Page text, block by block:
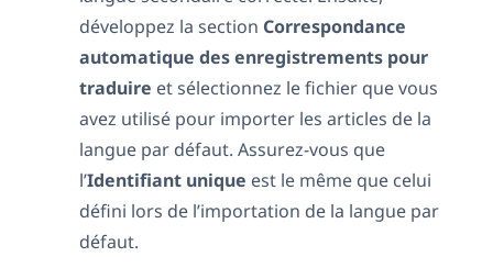
développez la section Correspondance
automatique des enregistrements pour
traduire et sélectionnez le fichier que vous
avez utilisé pour importer les articles de la
langue par défaut. Assurez-vous que
l’Identifiant unique est le même que celui
défini lors de l’importation de la langue par
défaut.